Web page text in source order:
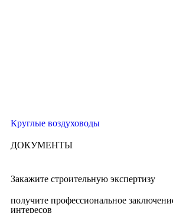
Круглые воздуховоды
ДОКУМЕНТЫ
Закажите строительную экспертизу
получите профессиональное
интересов